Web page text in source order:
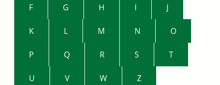
F G H I J
K L M N O
P Q R S T
U V W Z